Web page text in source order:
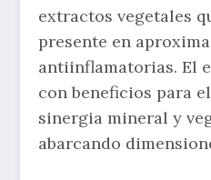
extractos vegetales
presente en
antiinflamatorias. El
con beneficios para
sinergia mineral y
abarcando